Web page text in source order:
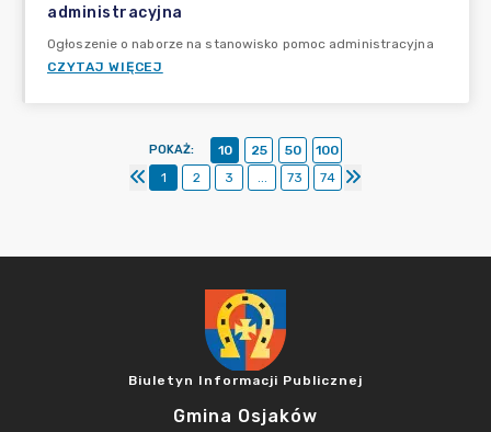
administracyjna
Ogłoszenie o naborze na stanowisko pomoc administracyjna
CZYTAJ WIĘCEJ
POKAŻ: 10 25 50
100
1
2 3 ... 73 74
Biuletyn Informacji Publicznej
Gmina Osjaków